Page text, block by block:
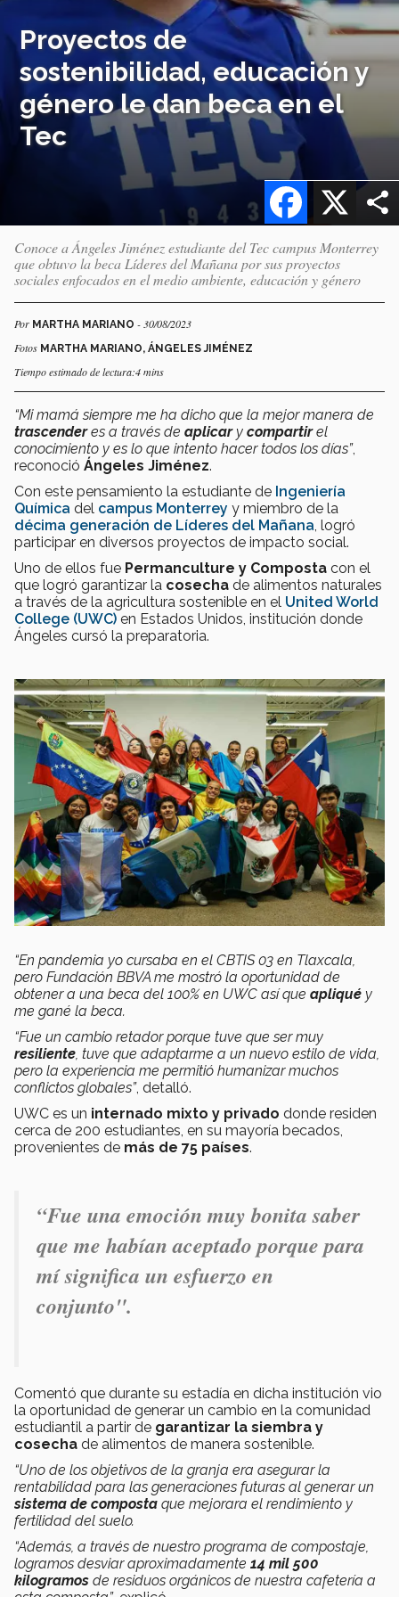
Proyectos de
sostenibilidad, educación y
género le dan beca en el
Tec
X
Facebook
Conoce a Ángeles Jiménez estudiante del Tec campus Monterrey
que obtuvo la beca Líderes del Mañana por sus proyectos
sociales enfocados en el medio ambiente, educación y género
Por MARTHA MARIANO - 30/08/2023
Fotos MARTHA MARIANO, ÁNGELES JIMÉNEZ
Tiempo estimado de lectura:4 mins
“Mi mamá siempre me ha dicho que la mejor manera de
trascenderes a través de aplicary compartirel
conocimiento y es lo que intento hacer todos los días”,
reconoció Ángeles Jiménez.
Con este pensamiento la estudiante de Ingeniería
Química del campus Monterrey y miembro de la
décima generación de Líderes del Mañana , logró
participar en diversos proyectos de impacto social.
Uno de ellos fue Permanculture y Composta con el
que logró garantizar la cosecha de alimentos naturales
a través de la agricultura sostenible en el United World
College (UWC) en Estados Unidos, institución donde
Ángeles cursó la preparatoria.
“En pandemia yo cursaba en el CBTIS 03 en Tlaxcala,
pero Fundación BBVA me mostró la oportunidad de
obtener a una beca del 100% en UWC así que apliqué y
me gané la beca.
“Fue un cambio retador porque tuve que ser muy
resiliente, tuve que adaptarme a un nuevo estilo de vida,
pero la experiencia me permitió humanizar muchos
conflictos globales”, detalló.
UWC es un internado mixto y privado donde residen
cerca de 200 estudiantes, en su mayoría becados,
provenientes de más de 75 países.
“Fue una emoción muy bonita saber
que me habían aceptado porque para
mí significa un esfuerzo en
conjunto".
Comentó que durante su estadía en dicha institución vio
la oportunidad de generar un cambio en la comunidad
estudiantil a partir de garantizar la siembra y
cosecha de alimentos de manera sostenible.
“Uno de los objetivos de la granja era asegurar la
rentabilidad para las generaciones futuras al generar un
sistema de composta que mejorara el rendimiento y
fertilidad del suelo.
“Además, a través de nuestro programa de compostaje,
logramos desviar aproximadamente 14 mil 500
kilogramos de residuos orgánicos de nuestra cafetería a